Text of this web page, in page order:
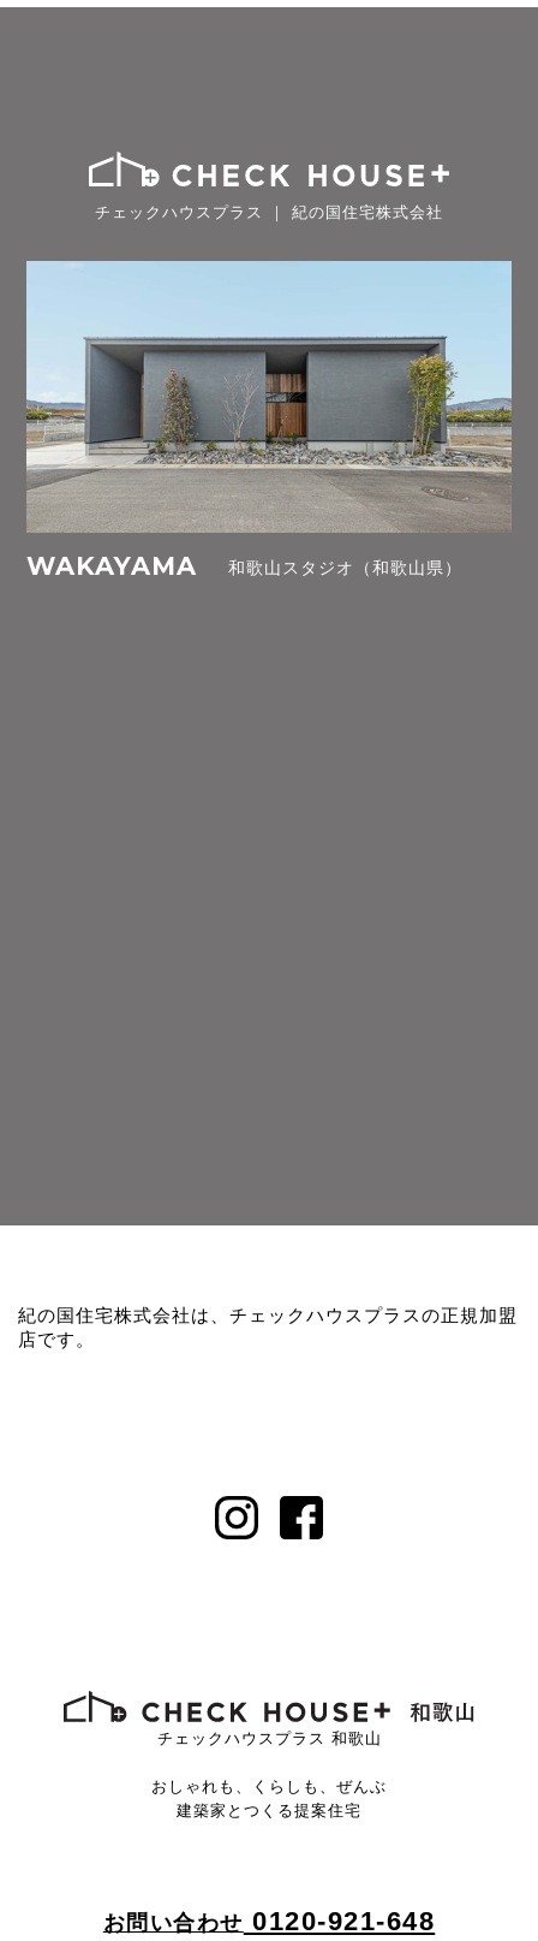
チェックハウスプラス ｜ 紀の国住宅株式会社
WAKAYAMA 和歌山スタジオ（和歌山県）
紀の国住宅株式会社は、チェックハウスプラスの正規加盟
店です。
チェックハウスプラス 和歌山
おしゃれも、くらしも、ぜんぶ
建築家とつくる提案住宅
お問い合わせ 0120-921-648